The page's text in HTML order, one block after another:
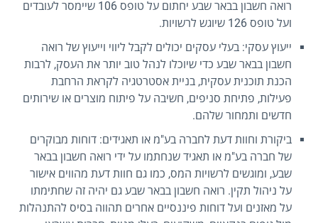
רואה חשבון בבאר שבע יחתום על טופס 106 שיימסר לעובדים
ועל טופס 126 שיוגש לרשויות.
ייעוץ עסקי: בעלי עסקים יכולים לקבל ליווי וייעוץ של רואה
חשבון בבאר שבע כדי שיוכלו לנהל טוב יותר את העסק, לרבות
הכנת תוכנית עסקית, בניית אסטרטגיה לקראת הרחבת
פעילות, פתיחת סניפים, חשיבה על פיתוח מוצרים או שירותים
חדשים ותמחור שלהם.
ביקורת וחוות דעת לחברה בע"מ או תאגידים: דוחות מבוקרים
של חברה בע"מ או תאגיד שנחתמו על ידי רואה חשבון בבאר
שבע, ומוגשים לרשויות המס, כמו גם חוות דעת מהווים אישור
על ניהול תקין. רואה חשבון בבאר שבע גם יהיה זה שחתימתו
על מאזנים ועל דוחות פיננסיים אחרים תהווה בסיס להתנהלות